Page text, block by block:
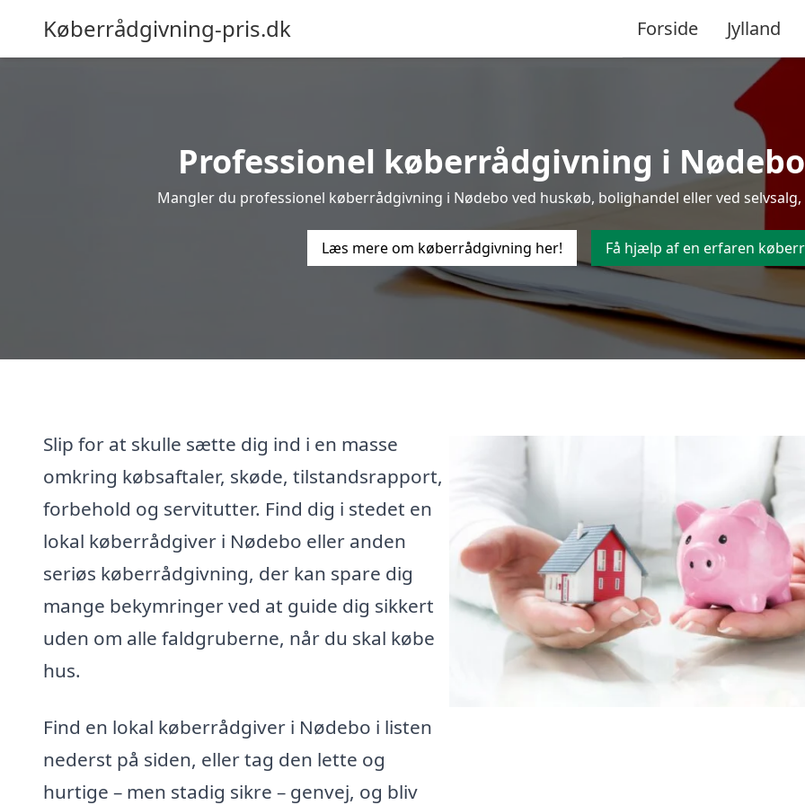
Køberrådgivning-pris.dk Forside Jylland
Professionel køberrådgivning i
Mangler du professionel køberrådgivning i Nødebo ved huskøb, bolighandel eller ved
Læs mere om køberrådgivning her! Få hjælp af en erfaren
Slip for at skulle sætte dig ind i en masse
omkring købsaftaler, skøde, tilstandsrapport,
forbehold og servitutter. Find dig i stedet en
lokal køberrådgiver i Nødebo eller anden
seriøs køberrådgivning, der kan spare dig
mange bekymringer ved at guide dig sikkert
uden om alle faldgruberne, når du skal købe
hus.
Find en lokal køberrådgiver i Nødebo i listen
nederst på siden, eller tag den lette og
hurtige – men stadig sikre – genvej, og bliv